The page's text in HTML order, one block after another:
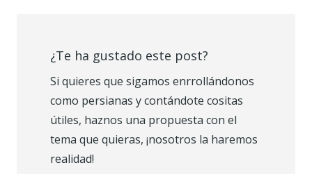
¿Te ha gustado este post?
Si quieres que sigamos enrrollándonos
como persianas y contándote cositas
útiles, haznos una propuesta con el
tema que quieras, ¡nosotros la haremos
realidad!